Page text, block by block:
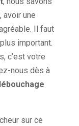
avoir une
Il faut
important.
c’est votre
nous dès à
sur ce